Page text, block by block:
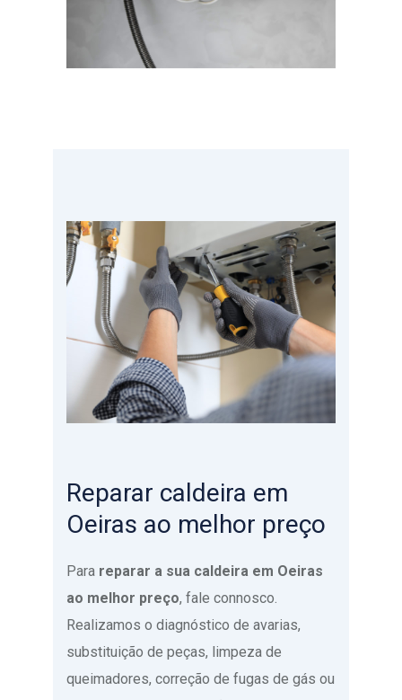
Reparar caldeira em
Oeiras ao melhor preço
Para reparar a sua caldeira em Oeiras
ao melhor preço, fale connosco.
Realizamos o diagnóstico de avarias,
substituição de peças, limpeza de
queimadores, correção de fugas de gás ou